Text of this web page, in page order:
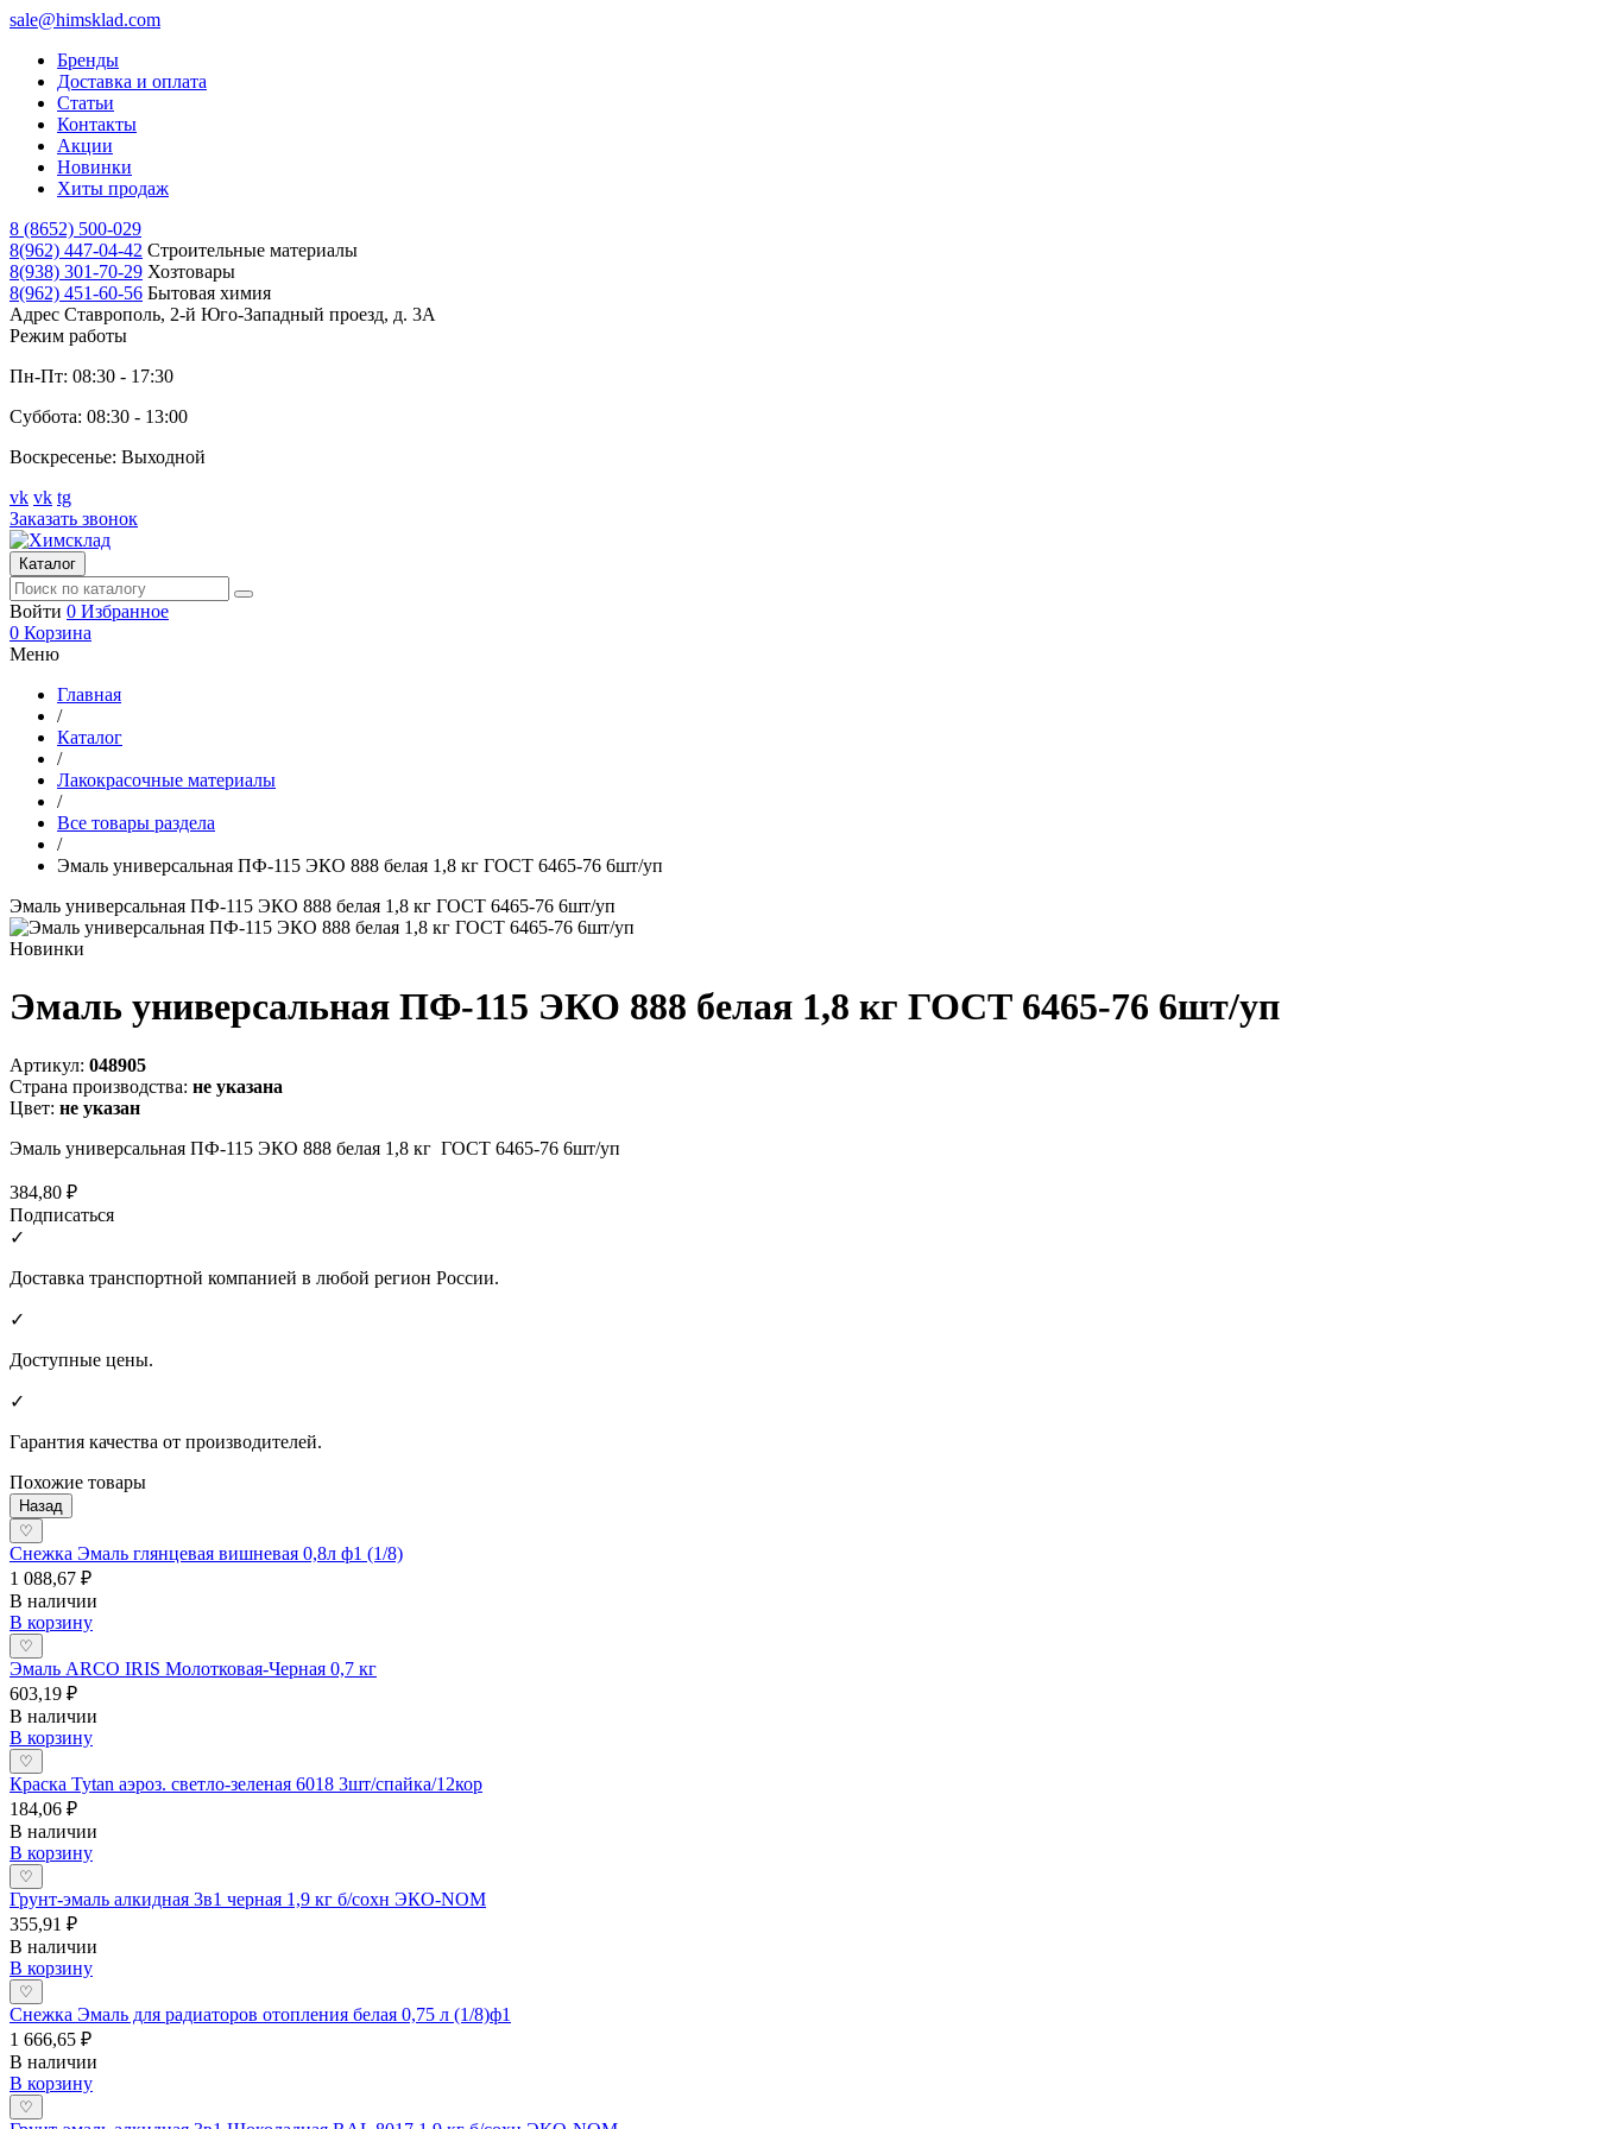
sale@himsklad.com
Бренды
Доставка и оплата
Статьи
Контакты
Акции
Новинки
Хиты продаж
8 (8652) 500-029
8(962) 447-04-42 Строительные материалы
8(938) 301-70-29 Хозтовары
8(962) 451-60-56 Бытовая химия
Адрес Ставрополь, 2-й Юго-Западный проезд, д. 3А
Режим работы
Пн-Пт: 08:30 - 17:30
Суббота: 08:30 - 13:00
Воскресенье: Выходной
vk vk tg
Заказать звонок
Каталог
Войти 0 Избранное
0 Корзина
Меню
Главная
/
Каталог
/
Лакокрасочные материалы
/
Все товары раздела
/
Эмаль универсальная ПФ-115 ЭКО 888 белая 1,8 кг ГОСТ 6465-76 6шт/уп
Эмаль универсальная ПФ-115 ЭКО 888 белая 1,8 кг ГОСТ 6465-76 6шт/уп
Новинки
Эмаль универсальная ПФ-115 ЭКО 888 белая 1,8 кг ГОСТ 6465-76 6шт/уп
Артикул: 048905
Страна производства: не указана
Цвет: не указан
Эмаль универсальная ПФ-115 ЭКО 888 белая 1,8 кг ГОСТ 6465-76 6шт/уп
384,80 ₽
Подписаться
✓
Доставка транспортной компанией в любой регион России.
✓
Доступные цены.
✓
Гарантия качества от производителей.
Похожие товары
Назад
♡
Снежка Эмаль глянцевая вишневая 0,8л ф1 (1/8)
1 088,67 ₽
В наличии
В корзину
♡
Эмаль ARCO IRIS Молотковая-Черная 0,7 кг
603,19 ₽
В наличии
В корзину
♡
Краска Tytan аэроз. светло-зеленая 6018 3шт/спайка/12кор
184,06 ₽
В наличии
В корзину
♡
Грунт-эмаль алкидная 3в1 черная 1,9 кг б/сохн ЭКО-NOM
355,91 ₽
В наличии
В корзину
♡
Снежка Эмаль для радиаторов отопления белая 0,75 л (1/8)ф1
1 666,65 ₽
В наличии
В корзину
♡